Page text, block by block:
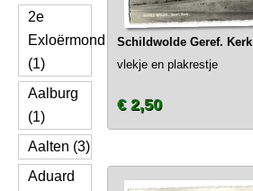
2e
Exloërmond
(1)
Aalburg
(1)
Aalten (3)
Aduard
Schildwolde Geref. Kerk
vlekje en plakrestje
€ 2,50